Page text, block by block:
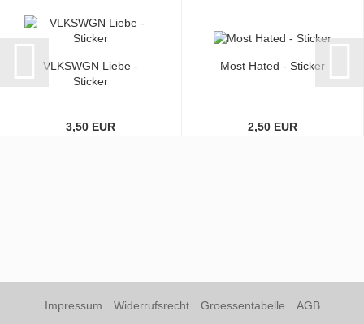
VLKSWGN Liebe -
Sticker
3,50 EUR
Most Hated - Sticker
2,50 EUR
Impressum Widerrufsrecht Groessentabelle
AGB